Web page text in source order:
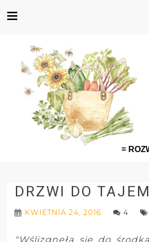
≡
≡
DRZWI DO
KWIETNIA 24, 2016 4
"Wślizgnęła się do